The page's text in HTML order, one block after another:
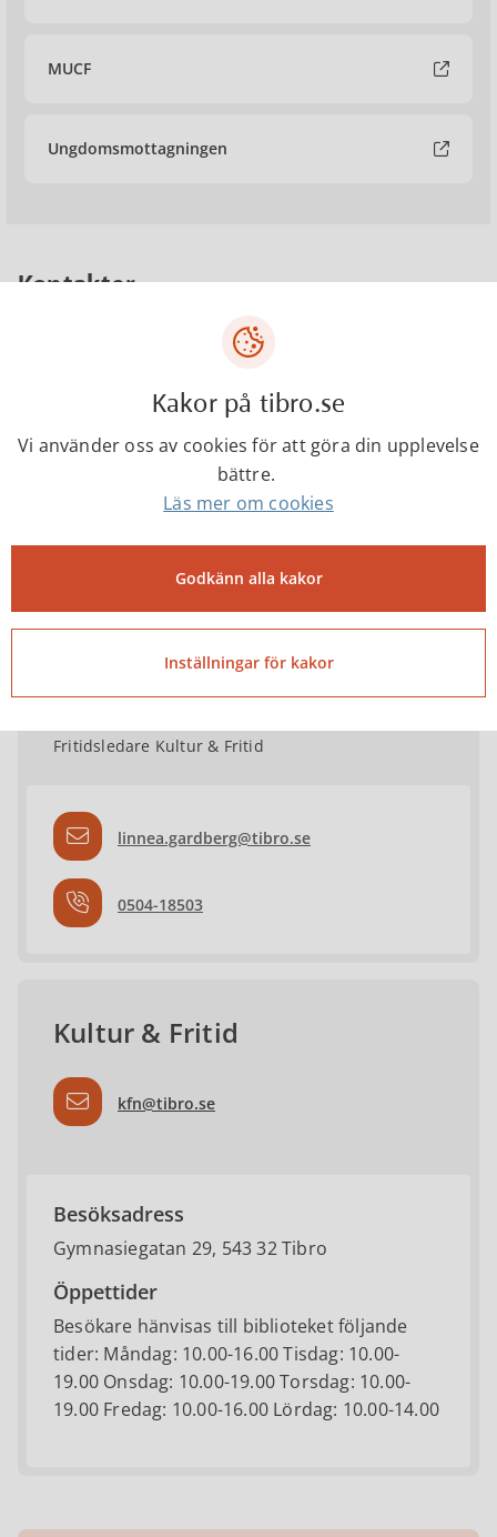
MUCF
Ungdomsmottagningen
Kontakter
Fritidsledare Kultur & Fritid
helene.axelsson@tibro.se
0504-18258
Fritidsledare Kultur & Fritid
linnea.gardberg@tibro.se
0504-18503
Kultur & Fritid
kfn@tibro.se
Besöksadress
Gymnasiegatan 29, 543 32 Tibro
Öppettider
Besökare hänvisas till biblioteket följande
tider: Måndag: 10.00-16.00 Tisdag: 10.00-
19.00 Onsdag: 10.00-19.00 Torsdag: 10.00-
19.00 Fredag: 10.00-16.00 Lördag: 10.00-14.00
Kakor på tibro.se
Vi använder oss av cookies för att göra din upplevelse
bättre.
Läs mer om cookies
Godkänn alla kakor
Inställningar för kakor